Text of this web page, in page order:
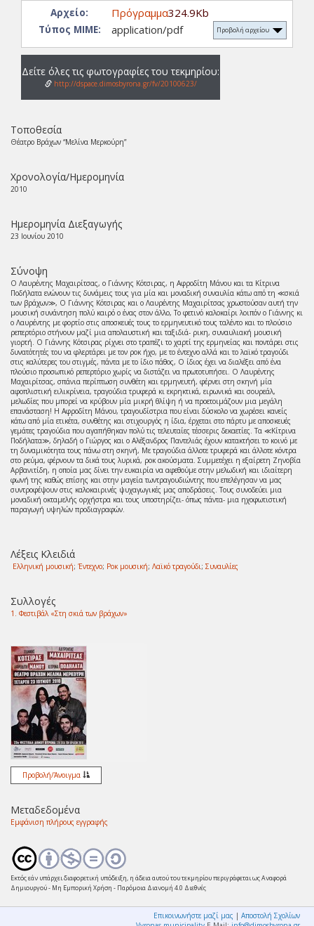
Αρχείο: Πρόγραμμα324.9Kb
Προβολή αρχείου
Τύπος ΜΙΜΕ: application/pdf
Δείτε όλες τις φωτογραφίες του τεκμηρίου:
http://dspace.dimosbyrona.gr/fv/20100623/
Τοποθεσία
Θέατρο Βράχων “Μελίνα Μερκούρη”
Χρονολογία/Ημερομηνία
2010
Ημερομηνία Διεξαγωγής
23 Ιουνίου 2010
Σύνοψη
Ο Λαυρέντης Μαχαιρίτσας, ο Γιάννης Κότσιρας, η Αφροδίτη Μάνου και τα Κίτρινα
Ποδήλατα ενώνουν τις δυνάμεις τους για μία και μοναδική συναυλία κάτω από τη ≪σκιά
των βράχων≫, Ο Γιάννης Κότσιρας και ο Λαυρέντης Μαχαιρίτσας χρωστούσαν αυτή την
μουσική συνάντηση πολύ καιρό ο ένας στον άλλο, Το φετινό καλοκαίρι λοιπόν ο Γιάννης κι
ο Λαυρέντης με φορτίο στις αποσκευές τους το ερμηνευτικό τους ταλέντο και το πλούσιο
ρεπερτόριο στήνουν μαζί μια απολαυστική και ταξιδιά- ρικη, συναυλιακή μουσική
γιορτή. Ο Γιάννης Κότσιρας ρίχνει στο τραπέζι το χαρτί της ερμηνείας και ποντάρει στις
δυνατότητές του να φλερτάρει με τον ροκ ήχο, με το έντεχνο αλλά και το λαϊκό τραγούδι
στις καλύτερες του στιγμές, πάντα με το ίδιο πάθος, Ο ίδιος έχει να διαλέξει από ένα
πλούσιο προσωπικό ρεπερτόριο χωρίς να διστάζει να πρωτοτυπήσει. Ο Λαυρέντης
Μαχαιρίτσας, σπάνια περίπτωση συνθέτη και ερμηνευτή, φέρνει στη σκηνή μία
αφοπλιστική ειλικρίνεια, τραγούδια τρυφερά κι εκρηκτικά, ειρωνικά και σουρεάλ,
μελωδίες που μπορεί να κρύβουν μία μικρή θλίψη ή να προετοιμάζουν μια μεγάλη
επανάσταση! Η Αφροδίτη Μάνου, τραγουδίστρια που είναι δύσκολο να χωρέσει κανείς
κάτω από μία ετικέτα, συνθέτης και στιχουργός η ίδια, έρχεται στο πάρτυ με αποσκευές
γεμάτες τραγούδια που αγαπήθηκαν πολύ τις τελευταίες τέσσερις δεκαετίες. Τα ≪Κίτρινα
Ποδήλατα≫, δηλαδή ο Γιώργος και ο Αλέξανδρος Παντελιάς έχουν κατακτήσει το κοινό με
τη δυναμικότητα τους πάνω στη σκηνή, Με τραγούδια άλλοτε τρυφερά και άλλοτε κόντρα
στο ρεύμα, φέρνουν τα δικά τους λυρικά, ροκ ακούσματα. Συμμετέχει η εξαίρετη Ζηνοβία
Αρβανιτίδη, η οποία μας δίνει την ευκαιρία να αφεθούμε στην μελωδική και ιδιαίτερη
φωνή της καθώς επίσης και στην μαγεία τωντραγουδιώντης που επελέγησαν να μας
συντροφέψουν στις καλοκαιρινές ψυχαγωγικές μας αποδράσεις. Τους συνοδεύει μια
μοναδική οκταμελής ορχήστρα και τους υποστηρίζει- όπως πάντα- μια ηχοφωτιστική
παραγωγή υψηλών προδιαγραφών.
Λέξεις Κλειδιά
Ελληνική μουσική; Έντεχνο; Ροκ μουσική; Λαϊκό τραγούδι; Συναυλίες
Συλλογές
1. Φεστιβάλ «Στη σκιά των βράχων»
Προβολή/Άνοιγμα
Μεταδεδομένα
Εμφάνιση πλήρους εγγραφής
Εκτός εάν υπάρχει διαφορετική υπόδειξη, η άδεια αυτού του τεκμηρίου περιγράφεται ως Αναφορά
Δημιουργού - Μη Εμπορική Χρήση - Παρόμοια Διανομή 4.0 Διεθνές
Επικοινωνήστε μαζί μας | Αποστολή Σχολίων